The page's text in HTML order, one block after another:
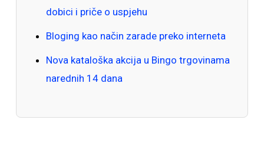
dobici i priče o uspjehu
Bloging kao način zarade preko interneta
Nova kataloška akcija u Bingo trgovinama
narednih 14 dana